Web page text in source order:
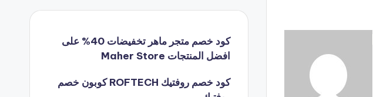
كود خصم متجر ماهر تخفيضات 40% على
افضل المنتجات Maher Store
كود خصم روفتيك ROFTECH كوبون خصم